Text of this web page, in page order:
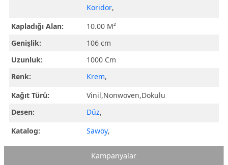
Koridor,
Kapladığı Alan:
10.00 M²
Genişlik:
106 cm
Uzunluk:
1000 Cm
Renk:
Krem,
Kağıt Türü:
Vinil,Nonwoven,Dokulu
Desen:
Düz,
Katalog:
Sawoy,
Kampanyalar